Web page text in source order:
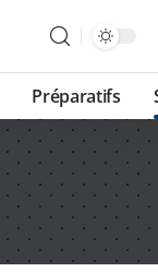
Préparatifs